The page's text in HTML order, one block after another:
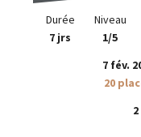
Durée
7 jrs
Niveau
1/5
7 fév.
20
2